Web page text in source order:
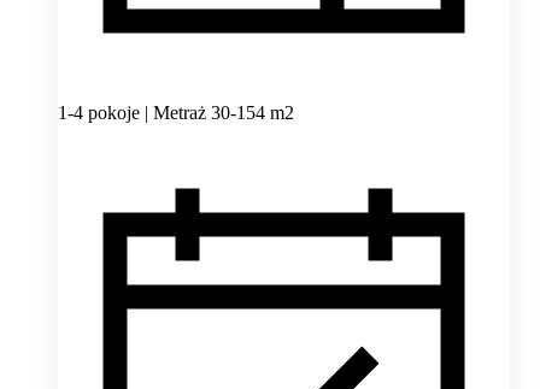
1-4 pokoje | Metraż 30-154 m2